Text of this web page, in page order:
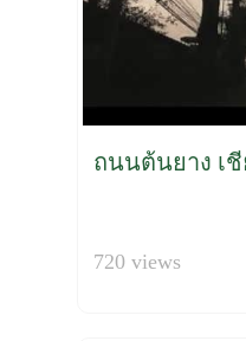
ถนนต้นยาง เชี
720 views